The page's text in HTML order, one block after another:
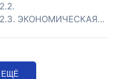
ЭКОНОМИЧЕСКАЯ…
ЕЩЁ